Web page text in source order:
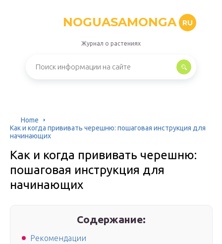
NOGUASAMONGA RU
Журнал о растениях
Home
Как и когда прививать черешню: пошаговая инструкция для
начинающих
Как и когда прививать черешню:
пошаговая инструкция для
начинающих
Содержание:
Рекомендации